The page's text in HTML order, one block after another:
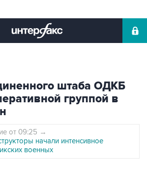
штаба ОДКБ
группой в
от 09:25 →
начали интенсивное
военных